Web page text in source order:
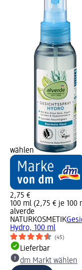
wählen
2,75 €
100 ml (2,75 € je 100
alverde
NATURKOSMETIK
Hydro, 100 ml
(45)
Lieferbar
dm Markt wählen